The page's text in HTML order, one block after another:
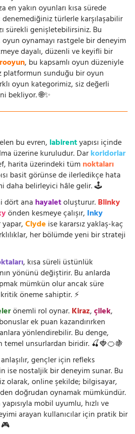
en yakın oyunları kısa sürede
türlerle karşılaşabilir
sürekli genişletebilirsiniz. Bu
oynamayı rastgele bir deneyim
dayalı, düzenli ve keyifli bir
, bu kapsamlı oyun düzeniyle
platformun sunduğu bir oyun
oyun kategorimiz, siz değerli
bekliyor. 🌐✨
bu evren, labirentyapısı içinde
üzerine kuruludur. Darkoridorlar
harita üzerindeki tüm noktaları
basit görünse de ilerledikçe hata
daha belirleyici hâle gelir. 🕹️
dört ana hayaletoluşturur.Blinky
önden kesmeye çalışır, Inky
Clyde ise kararsız yaklaş-kaç
her bölümde yeni bir strateji
, kısa süreli üstünlük
yönünü değiştirir. Bu anlarda
mümkün olur ancak süre
kritik öneme sahiptir. ⚡
önemli rol oynar.Kiraz,çilek,
ek puan kazandırırken
yönlendirebilir. Bu denge,
temel unsurlardan biridir. 🍒🍓🍊🍇
gençler için refleks
ise nostaljik bir deneyim sunar. Bu
olarak, online şekilde; bilgisayar,
doğrudan oynamak mümkündür.
mobil uyumlu, hızlı ve
arayan kullanıcılar için pratik bir